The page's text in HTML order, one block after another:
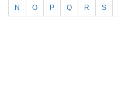
N O P Q R S